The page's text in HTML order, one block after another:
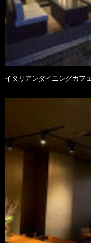
イタリアンダイニングカフ